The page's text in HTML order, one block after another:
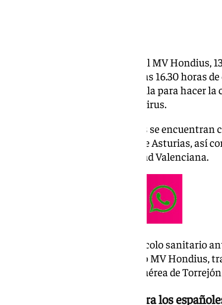
Los 14 ciudadanos españoles del MV Hondius,
tripulación, han llegado sobre las 16.30 horas
Central de la Defensa Gómez Ulla para hacer
del crucero afectado por hantavirus.
Entre los españoles repatriados se
de Madrid, tres del Principado de Asturias, así
de Galicia y otra de la Comunidad Valenciana.
El hospital ha activado el protocolo sanitario
que viajaban a bordo del crucero MV Hondius,
sobre las 15.00 horas, a la base aérea de
Protocolos de prevención para los